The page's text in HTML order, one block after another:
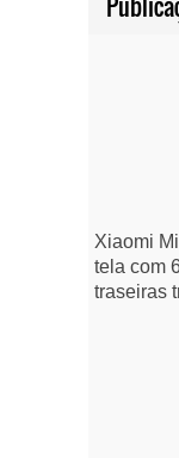
Xiaomi
tela com
traseiras